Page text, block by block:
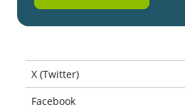
X (Twitter)
Facebook